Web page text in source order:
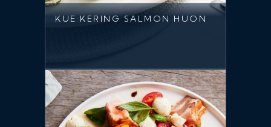
KUE KERING SALMON HUON